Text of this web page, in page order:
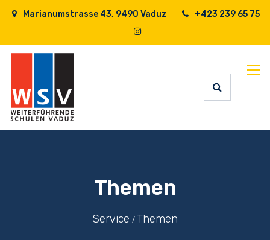
Marianumstrasse 43, 9490 Vaduz +423 239 65 75
Themen
Service Themen